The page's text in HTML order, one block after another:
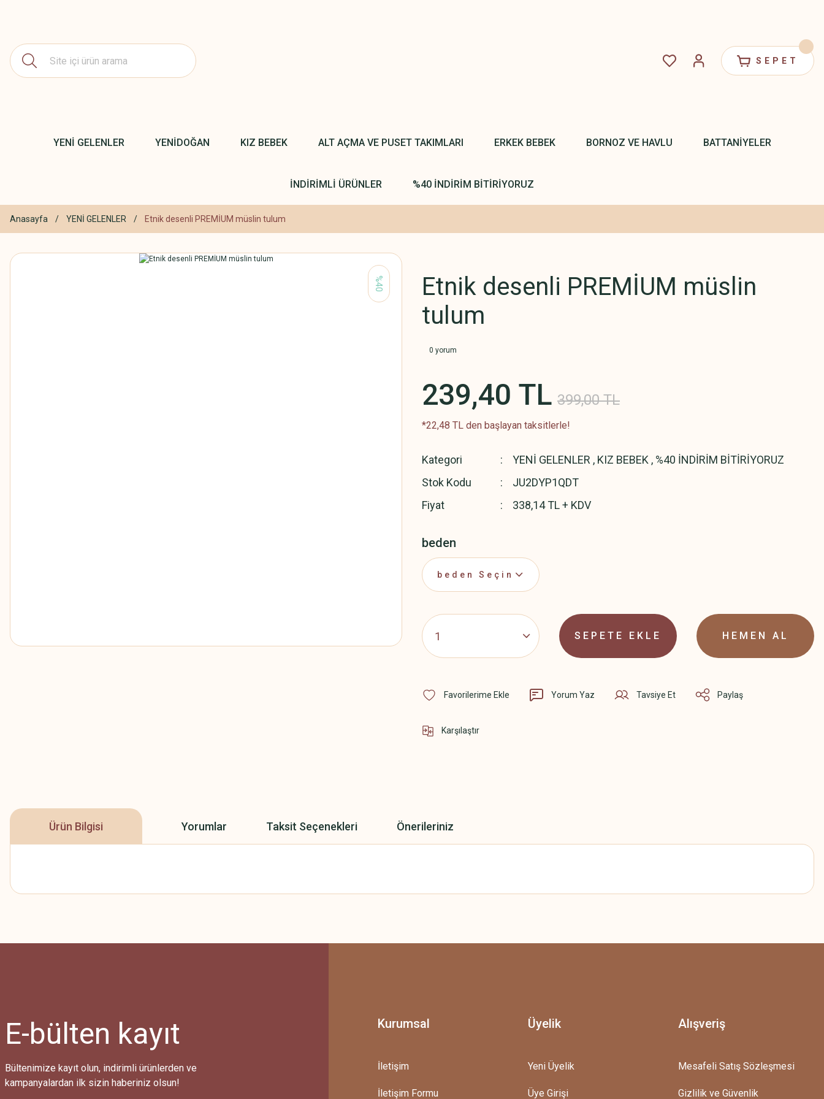
SEPET
YENİ GELENLER YENİDOĞAN KIZ BEBEK ALT AÇMA VE PUSET TAKIMLARI ERKEK BEBEK BORNOZ VE HAVLU BATTANİYELER
İNDİRİMLİ ÜRÜNLER %40 İNDİRİM BİTİRİYORUZ
Anasayfa YENİ GELENLER Etnik desenli PREMİUM müslin tulum
%40
Etnik desenli PREMİUM müslin
tulum
0 yorum
239,40 TL 399,00 TL
*22,48 TL den başlayan taksitlerle!
Kategori YENİ GELENLER , KIZ BEBEK , %40 İNDİRİM BİTİRİYORUZ
Stok Kodu
JU2DYP1QDT
Fiyat
338,14 TL + KDV
beden
SEPETE EKLE HEMEN AL
Yorum Yaz Tavsiye Et Paylaş
Karşılaştır
Ürün Bilgisi Yorumlar Taksit Seçenekleri Önerileriniz
Bu ürüne ilk yorumu siz yapın!
Bu ürüne benzer farklı alternatifler olmalı.
E-bülten kayıt
Bültenimize kayıt olun, indirimli ürünlerden ve
kampanyalardan ilk sizin haberiniz olsun!
Kurumsal
İletişim
İletişim Formu
Üyelik
Yeni Üyelik
Üye Girişi
Alışveriş
Mesafeli Satış Sözleşmesi
Gizlilik ve Güvenlik